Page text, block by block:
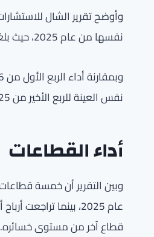
نفسها من عام 2025، حيث بلغت الأرباح آنذاك نحو 721.8 مليون دينار (نحو 2.20 مليار دولار).
نفس العينة للربع الأخير من 2025 التي بلغت نحو 427.4 مليون دينار (نحو 1.30 مليار دولار).
أداء القطاعات
عام 2025، بينما
قطاع آخر من مستوى خسائره.